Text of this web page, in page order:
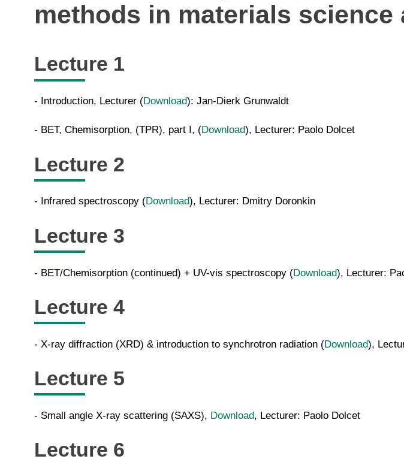
methods in materials science
Lecture 1
- Introduction, Lecturer (Download): Jan-Dierk Grunwaldt
- BET, Chemisorption, (TPR), part I, (Download), Lecturer: Paolo Dolcet
Lecture 2
- Infrared spectroscopy (Download), Lecturer: Dmitry Doronkin
Lecture 3
- BET/Chemisorption (continued) + UV-vis spectroscopy (Download), Lecturer:
Lecture 4
- X-ray diffraction (XRD) & introduction to synchrotron radiation (Download),
Lecture 5
- Small angle X-ray scattering (SAXS), Download, Lecturer: Paolo Dolcet
Lecture 6